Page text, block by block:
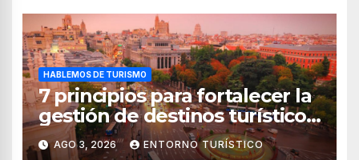
HABLEMOS DE TURISMO
7 principios para fortalecer la
gestión de destinos turísticos,
según el WTTC
AGO 3, 2026 ENTORNO TURÍSTICO